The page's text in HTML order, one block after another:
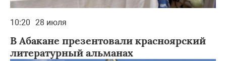
10:20 28 июля
В Абакане презентовали красноярский
литературный альманах